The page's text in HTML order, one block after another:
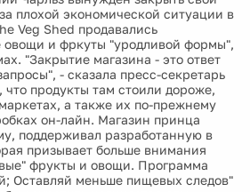
плохой экономической ситуации в
Veg Shed продавались
овощи и фркуты "уродливой формы",
"Закрытие магазина - это ответ
- сказала пресс-секретарь
продукты там стоили дороже,
а также их по-прежнему
он-лайн. Магазин принца
поддерживал разработанную в
призывает больше внимания
фрукты и овощи. Программа
Оставляй меньше пищевых следов"